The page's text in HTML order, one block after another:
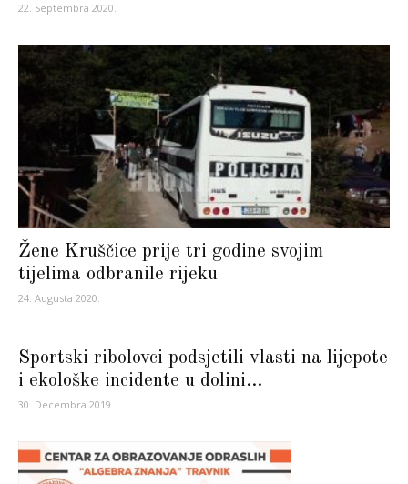
22. Septembra 2020.
Žene Kruščice prije tri godine svojim
tijelima odbranile rijeku
24. Augusta 2020.
Sportski ribolovci podsjetili vlasti na lijepote
i ekološke incidente u dolini...
30. Decembra 2019.